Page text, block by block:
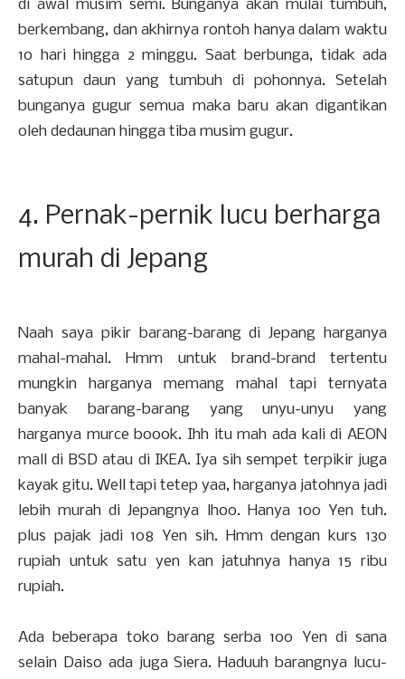
di awal musim semi. Bunganya akan mulai tumbuh,
berkembang, dan akhirnya rontoh hanya dalam waktu
10 hari hingga 2 minggu. Saat berbunga, tidak ada
satupun daun yang tumbuh di pohonnya. Setelah
bunganya gugur semua maka baru akan digantikan
oleh dedaunan hingga tiba musim gugur.
4. Pernak-pernik lucu berharga
murah di Jepang
Naah saya pikir barang-barang di Jepang harganya
mahal-mahal. Hmm untuk brand-brand tertentu
mungkin harganya memang mahal tapi ternyata
banyak barang-barang yang unyu-unyu yang
harganya murce boook. Ihh itu mah ada kali di AEON
mall di BSD atau di IKEA. Iya sih sempet terpikir juga
kayak gitu. Well tapi tetep yaa, harganya jatohnya jadi
lebih murah di Jepangnya lhoo. Hanya 100 Yen tuh.
plus pajak jadi 108 Yen sih. Hmm dengan kurs 130
rupiah untuk satu yen kan jatuhnya hanya 15 ribu
rupiah.
Ada beberapa toko barang serba 100 Yen di sana
selain Daiso ada juga Siera. Haduuh barangnya lucu-